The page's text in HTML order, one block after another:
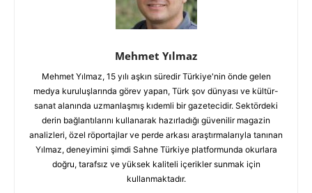
Mehmet Yılmaz
Mehmet Yılmaz, 15 yılı aşkın süredir Türkiye'nin önde gelen
medya kuruluşlarında görev yapan, Türk şov dünyası ve kültür-
sanat alanında uzmanlaşmış kıdemli bir gazetecidir. Sektördeki
derin bağlantılarını kullanarak hazırladığı güvenilir magazin
analizleri, özel röportajlar ve perde arkası araştırmalarıyla tanınan
Yılmaz, deneyimini şimdi Sahne Türkiye platformunda okurlara
doğru, tarafsız ve yüksek kaliteli içerikler sunmak için
kullanmaktadır.